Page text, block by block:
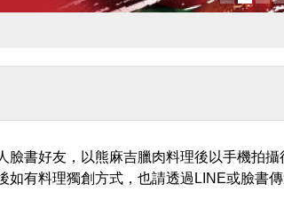
臉書好友，以熊麻吉臘肉料理後以手機拍
如有料理獨創方式，也請透過 LINE或臉書